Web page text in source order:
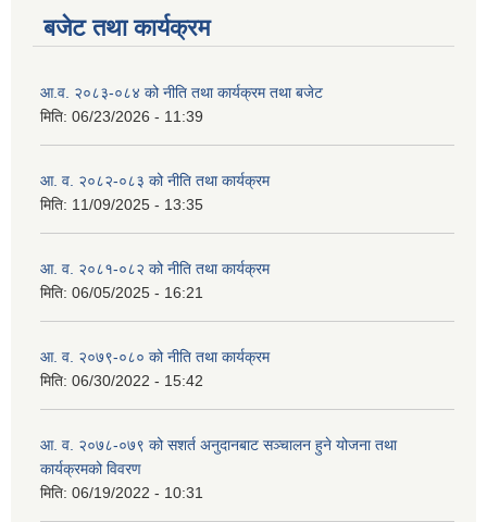
बजेट तथा कार्यक्रम
आ.व. २०८३-०८४ को नीति तथा कार्यक्रम तथा बजेट
मिति: 06/23/2026 - 11:39
आ. व. २०८२-०८३ को नीति तथा कार्यक्रम
मिति: 11/09/2025 - 13:35
आ. व. २०८१-०८२ को नीति तथा कार्यक्रम
मिति: 06/05/2025 - 16:21
आ. व. २०७९-०८० को नीति तथा कार्यक्रम
मिति: 06/30/2022 - 15:42
आ. व. २०७८-०७९ को सशर्त अनुदानबाट सञ्चालन हुने योजना तथा
कार्यक्रमको विवरण
मिति: 06/19/2022 - 10:31